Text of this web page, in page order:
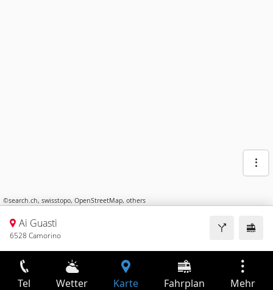
©search.ch, swisstopo, OpenStreetMap, others
Ai Guasti
6528 Camorino
Tel Wetter Karte Fahrplan Mehr